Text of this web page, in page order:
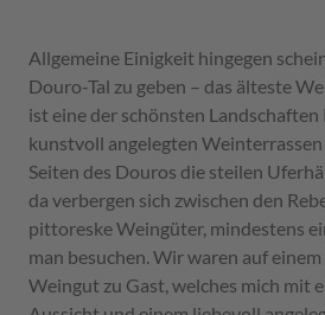
Allgemeine Einigkeit hingegen
Douro-Tal zu geben – das älteste
ist eine der schönsten
kunstvoll angelegten Weinterrassen
Seiten des Douros die steilen
da verbergen sich zwischen den
pittoreske Weingüter, mindestens
man besuchen. Wir waren auf
Weingut zu Gast, welches mich mit